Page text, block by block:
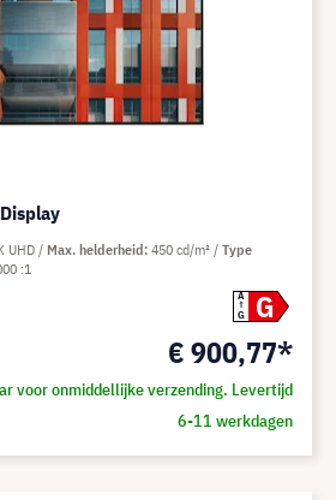
A
G
G
€ 900,77*
voor onmiddellijke verzending. Levertijd
6-11 werkdagen
UHD Max. helderheid 450 cd/m²
Type
:1